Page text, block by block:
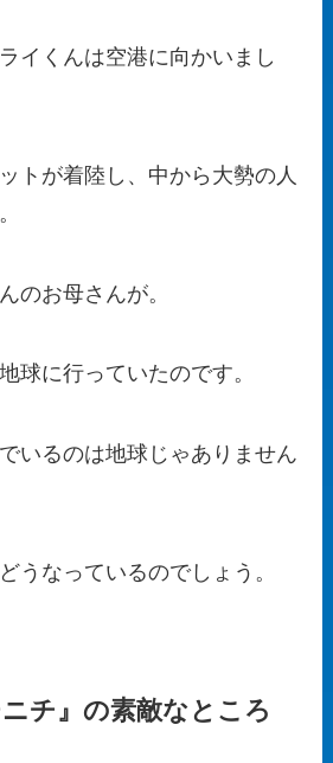
イくんは空港に向かいまし
トが着陸し、中から大勢の人
のお母さんが。
球に行っていたのです。
いるのは地球じゃありません
うなっているのでしょう。
チ』の素敵なところ